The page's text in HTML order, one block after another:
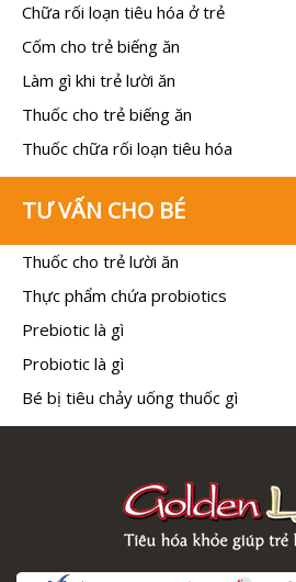
Chữa rối loạn tiêu hóa ở trẻ
Cốm cho trẻ biếng ăn
Làm gì khi trẻ lười ăn
Thuốc cho trẻ biếng ăn
Thuốc chữa rối loạn tiêu hóa
TƯ VẤN CHO BÉ
Thuốc cho trẻ lười ăn
Thực phẩm chứa probiotics
Prebiotic là gì
Probiotic là gì
Bé bị tiêu chảy uống thuốc gì